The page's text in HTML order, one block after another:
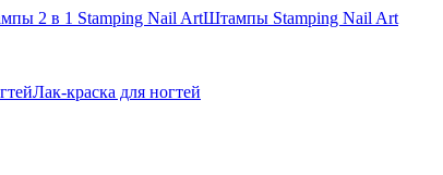
2 в 1 Stamping Nail ArtШтампы Stamping Nail Art
Лак-краска для ногтей